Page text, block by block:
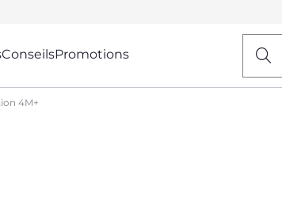
ConseilsPromotions
4M+